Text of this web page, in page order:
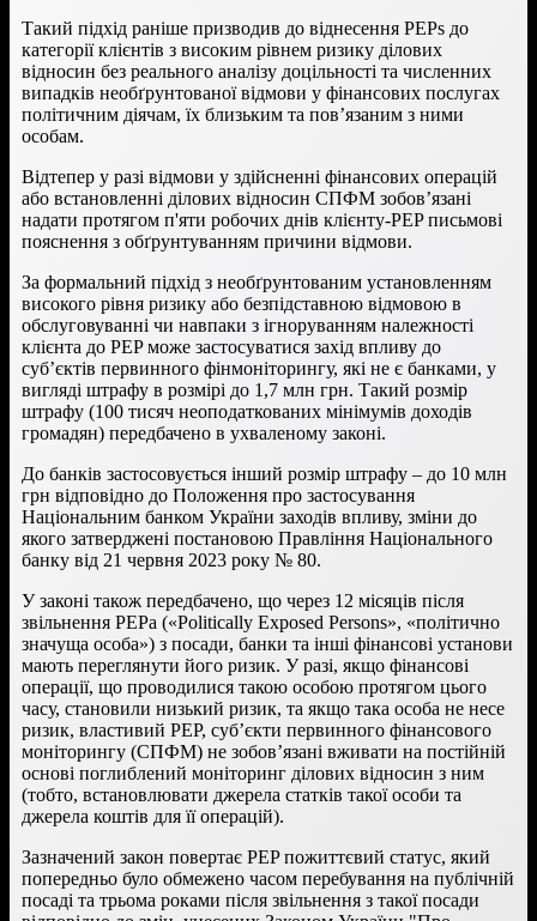
Такий підхід раніше призводив до віднесення PEPs до
категорії клієнтів з високим рівнем ризику ділових
відносин без реального аналізу доцільності та численних
випадків необґрунтованої відмови у фінансових послугах
політичним діячам, їх близьким та пов’язаним з ними
особам.
Відтепер у разі відмови у здійсненні фінансових операцій
або встановленні ділових відносин СПФМ зобов’язані
надати протягом п'яти робочих днів клієнту-PEP письмові
пояснення з обґрунтуванням причини відмови.
За формальний підхід з необґрунтованим установленням
високого рівня ризику або безпідставною відмовою в
обслуговуванні чи навпаки з ігноруванням належності
клієнта до PEP може застосуватися захід впливу до
суб’єктів первинного фінмоніторингу, які не є банками, у
вигляді штрафу в розмірі до 1,7 млн грн. Такий розмір
штрафу (100 тисяч неоподаткованих мінімумів доходів
громадян) передбачено в ухваленому законі.
До банків застосовується інший розмір штрафу – до 10 млн
грн відповідно до Положення про застосування
Національним банком України заходів впливу, зміни до
якого затверджені постановою Правління Національного
банку від 21 червня 2023 року № 80.
У законі також передбачено, що через 12 місяців після
звільнення PEPа («Politically Exposed Persons», «політично
значуща особа») з посади, банки та інші фінансові установи
мають переглянути його ризик. У разі, якщо фінансові
операції, що проводилися такою особою протягом цього
часу, становили низький ризик, та якщо така особа не несе
ризик, властивий PEP, суб’єкти первинного фінансового
моніторингу (СПФМ) не зобов’язані вживати на постійній
основі поглиблений моніторинг ділових відносин з ним
(тобто, встановлювати джерела статків такої особи та
джерела коштів для її операцій).
Зазначений закон повертає PEP пожиттєвий статус, який
попередньо було обмежено часом перебування на публічній
посаді та трьома роками після звільнення з такої посади